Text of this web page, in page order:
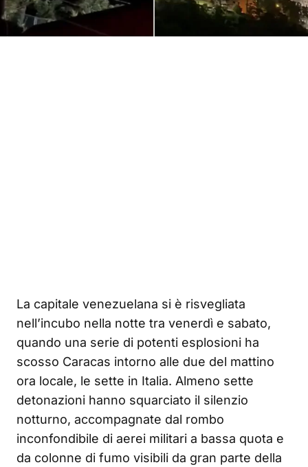
La capitale venezuelana si è risvegliata
nell’incubo nella notte tra venerdì e sabato,
quando una serie di potenti esplosioni ha
scosso Caracas intorno alle due del mattino
ora locale, le sette in Italia. Almeno sette
detonazioni hanno squarciato il silenzio
notturno, accompagnate dal rombo
inconfondibile di aerei militari a bassa quota e
da colonne di fumo visibili da gran parte della